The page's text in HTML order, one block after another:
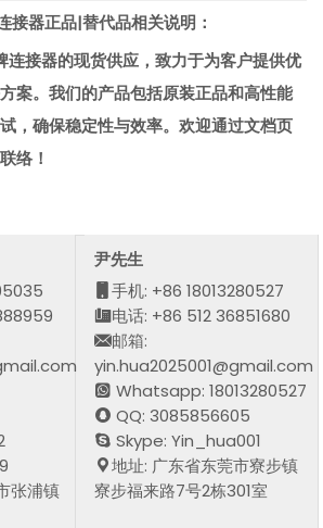
接器正品|替代品相关说明：
连接器的现货供应，致力于为客户提供优
案。我们的产品包括原装正品和高性能
，确保稳定性与效率。欢迎通过文档页
络！
张浦镇
尹先生
手机: +86 18013280527
电话: +86 512 36851680
邮箱:
yin.hua2025001@gmail.com
Whatsapp: 18013280527
QQ: 3085856605
Skype: Yin_hua001
地址: 广东省东莞市寮步镇
寮步福来路7号2栋301室